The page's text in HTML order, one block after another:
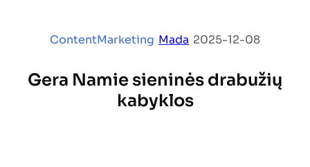
ContentMarketing Mada 2025-12-08
Gera Namie sieninės drabužių
kabyklos